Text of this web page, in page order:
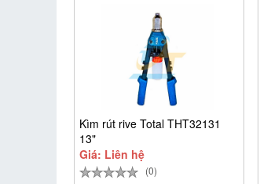
Kìm rút rive Total THT32131
13"
Giá: Liên hệ
(0)